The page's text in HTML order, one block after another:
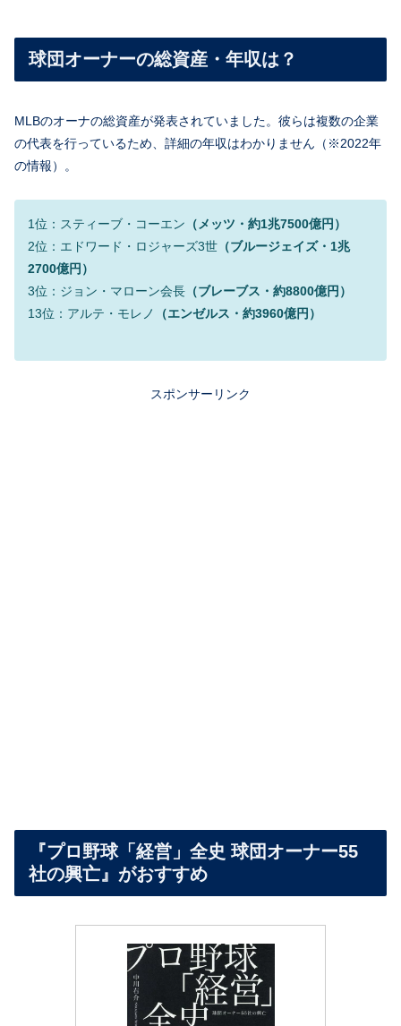
球団オーナーの総資産・年収は？
MLBのオーナの総資産が発表されていました。彼らは複数の企業
の代表を行っているため、詳細の年収はわかりません（※2022年
の情報）。
1位：スティーブ・コーエン （メッツ・約1兆7500億円）
2位：エドワード・ロジャーズ3世 （ブルージェイズ・1兆
2700億円）
3位：ジョン・マローン会長 （ブレーブス・約8800億円）
13位：アルテ・モレノ
（エンゼルス・約3960億円）
スポンサーリンク
『プロ野球「経営」全史 球団オーナー55
社の興亡』がおすすめ